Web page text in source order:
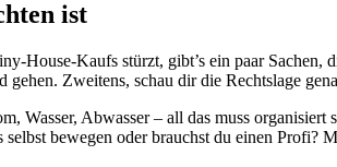
ist
House-Kaufs stürzt, gibt’s ein paar
gehen. Zweitens, schau dir die Rechtslage
Wasser, Abwasser – all das muss
bewegen oder brauchst du einen Profi?